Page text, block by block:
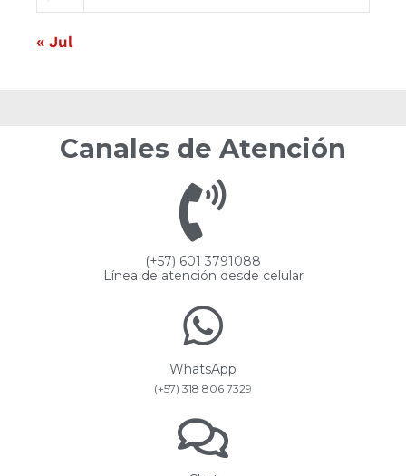
« Jul
Canales de Atención
(+57) 601 3791088
Línea de atención desde celular
WhatsApp
(+57) 318 806 7329